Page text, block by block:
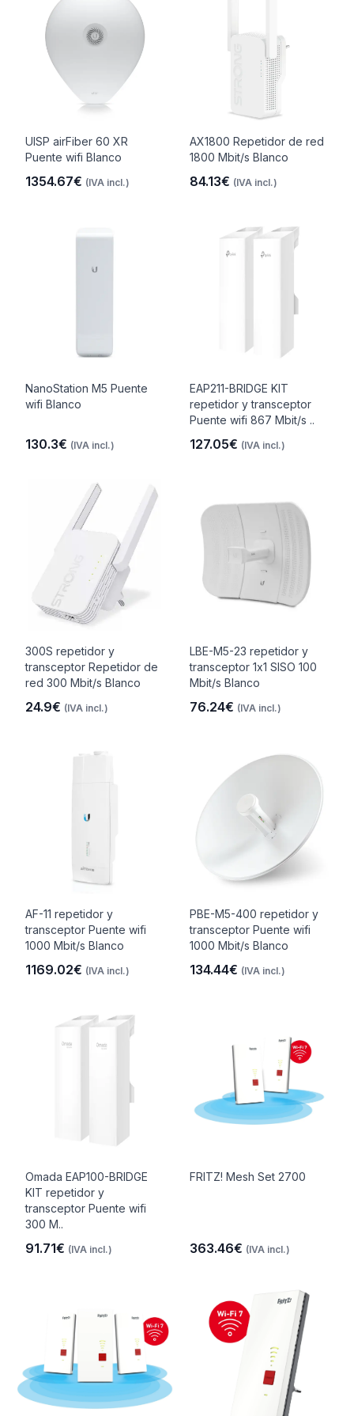
UISP airFiber 60 XR
Puente wifi Blanco
1354.67€ (IVA incl.)
AX1800 Repetidor de red
1800 Mbit/s Blanco
84.13€ (IVA incl.)
NanoStation M5 Puente
wifi Blanco
130.3€ (IVA incl.)
EAP211-BRIDGE KIT
repetidor y transceptor
Puente wifi 867 Mbit/s ..
127.05€ (IVA incl.)
300S repetidor y
transceptor Repetidor de
red 300 Mbit/s Blanco
24.9€ (IVA incl.)
LBE-M5-23 repetidor y
transceptor 1x1 SISO 100
Mbit/s Blanco
76.24€ (IVA incl.)
AF-11 repetidor y
transceptor Puente wifi
1000 Mbit/s Blanco
1169.02€ (IVA incl.)
PBE-M5-400 repetidor y
transceptor Puente wifi
1000 Mbit/s Blanco
134.44€ (IVA incl.)
Omada EAP100-BRIDGE
KIT repetidor y
transceptor Puente wifi
300 M..
91.71€ (IVA incl.)
FRITZ! Mesh Set 2700
363.46€ (IVA incl.)